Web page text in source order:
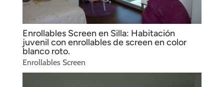
Enrollables Screen en Silla: Habitación
juvenil con enrollables de screen en color
blanco roto.
Enrollables Screen